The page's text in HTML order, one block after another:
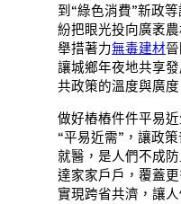
到“綠色消費”新政
紛把眼光投向廣袤
舉措著力無毒建材
讓城鄉年夜地共享
共政策的溫度與廣度
做好樁樁件件平易
“平易近需”，讓政
就醫，是人們不成
達家家戶戶，覆蓋
實現跨省共濟，讓